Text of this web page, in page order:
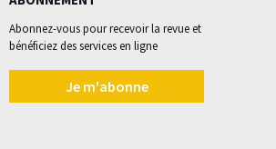
Abonnez-vous pour recevoir la revue et
bénéficiez des services en ligne
Je m'abonne